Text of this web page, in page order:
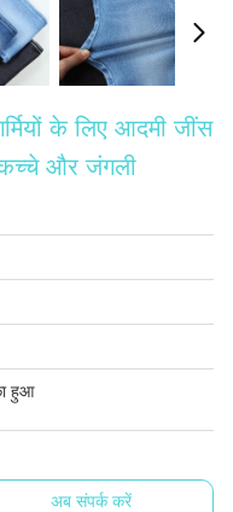
के लिए आदमी जींस
कच्चे और जंगली
हुआ
अब संपर्क करें